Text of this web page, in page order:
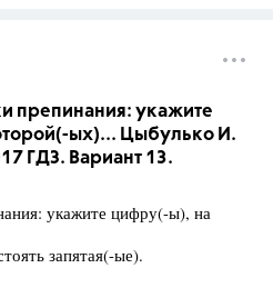
препинания: укажите
ых)... Цыбулько И.
ГДЗ. Вариант 13.
укажите цифру(-ы), на
запятая(-ые).